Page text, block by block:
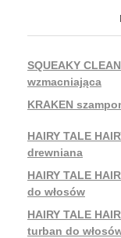
SQUEAKY
wzmacniająca
KRAKEN
HAIRY TALE
drewniana
HAIRY TALE
do włosów
HAIRY TALE
turban do